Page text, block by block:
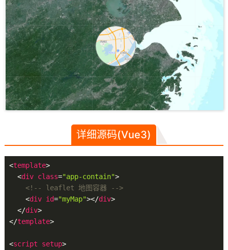
详细源码(Vue3)
<template>
<div class="app-contain">
<!-- leaflet 地图容器 -->
<div id="myMap"></div>
</div>
</template>
<script setup>